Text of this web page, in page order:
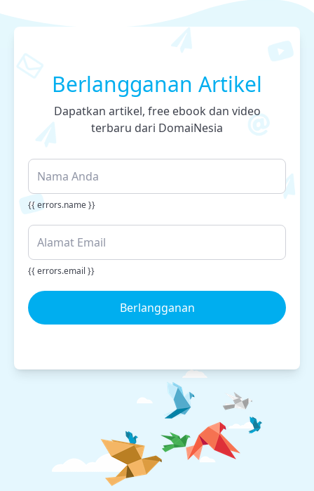
Berlangganan Artikel
Dapatkan artikel, free ebook dan video
terbaru dari DomaiNesia
{{ errors.name }}
{{ errors.email }}
Berlangganan